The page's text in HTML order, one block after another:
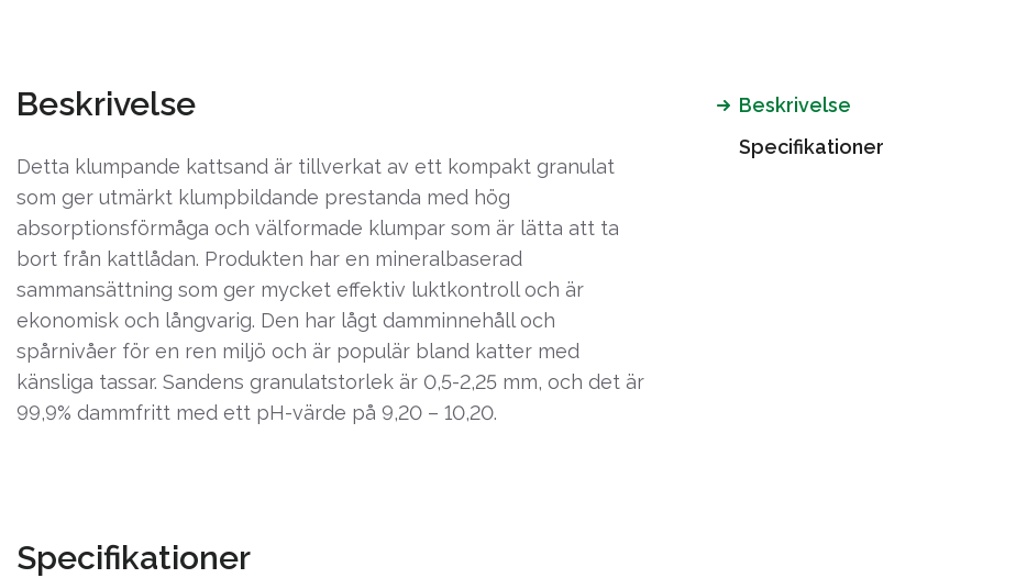
Beskrivelse
Detta klumpande kattsand är tillverkat av ett kompakt granulat
som ger utmärkt klumpbildande prestanda med hög
absorptionsförmåga och välformade klumpar som är lätta att ta
bort från kattlådan. Produkten har en mineralbaserad
sammansättning som ger mycket effektiv luktkontroll och är
ekonomisk och långvarig. Den har lågt damminnehåll och
spårnivåer för en ren miljö och är populär bland katter med
känsliga tassar. Sandens granulatstorlek är 0,5-2,25 mm, och det är
99,9% dammfritt med ett pH-värde på 9,20 – 10,20.
Specifikationer
Beskrivelse
Specifikationer